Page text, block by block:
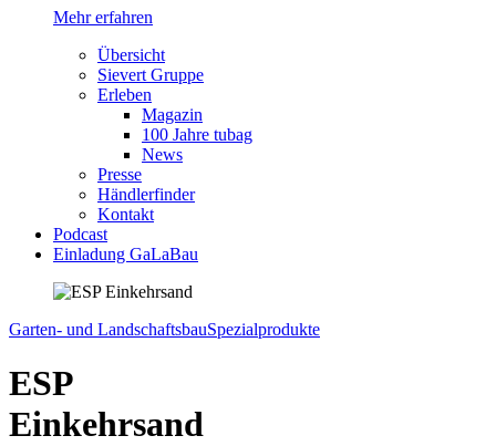
Mehr erfahren
Übersicht
Sievert Gruppe
Erleben
Magazin
100 Jahre tubag
News
Presse
Händlerfinder
Kontakt
Podcast
Einladung GaLaBau
Garten- und LandschaftsbauSpezialprodukte
ESP
Einkehrsand